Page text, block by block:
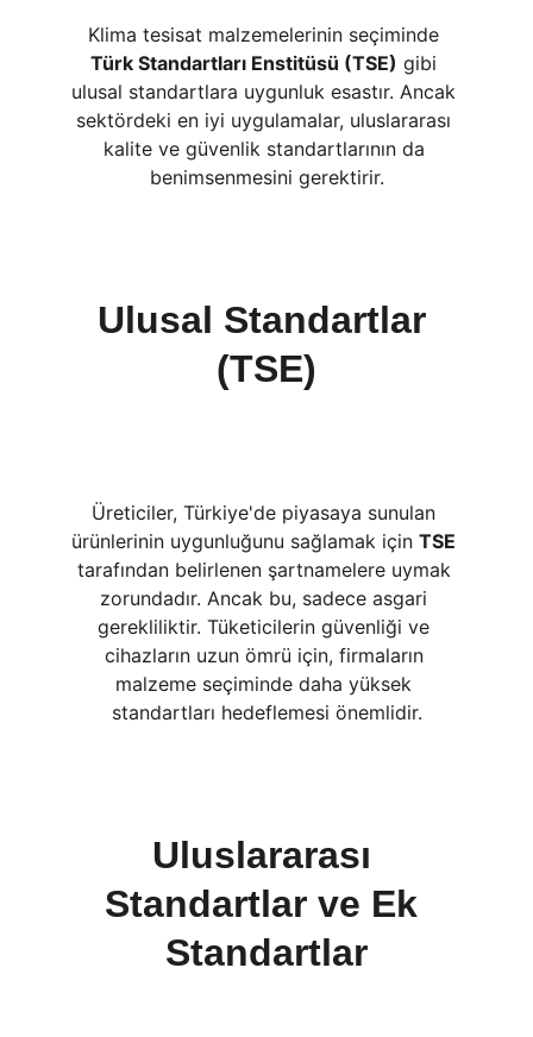
Klima tesisat malzemelerinin seçiminde
Türk Standartları Enstitüsü (TSE) gibi
ulusal standartlara uygunluk esastır. Ancak
sektördeki en iyi uygulamalar, uluslararası
kalite ve güvenlik standartlarının da
benimsenmesini gerektirir.
Ulusal Standartlar
(TSE)
Üreticiler, Türkiye'de piyasaya sunulan
ürünlerinin uygunluğunu sağlamak için TSE
tarafından belirlenen şartnamelere uymak
zorundadır. Ancak bu, sadece asgari
gerekliliktir. Tüketicilerin güvenliği ve
cihazların uzun ömrü için, firmaların
malzeme seçiminde daha yüksek
standartları hedeflemesi önemlidir.
Uluslararası
Standartlar ve Ek
Standartlar